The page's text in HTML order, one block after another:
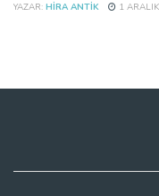
YAZAR: HIRA ANTIK 1